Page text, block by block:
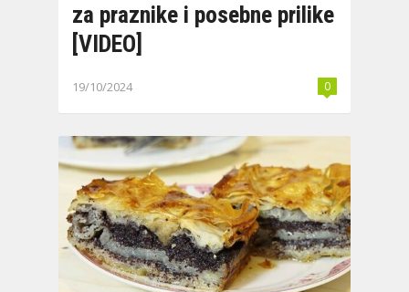
za praznike i posebne prilike
[VIDEO]
19/10/2024 0